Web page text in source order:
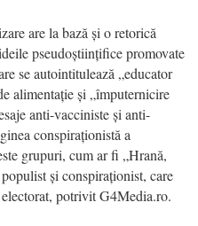
are la bază și o retorică
pseudoștiințifice promovate
se autointitulează „educator
alimentație și „împuternicire
anti-vacciniste și anti-
conspiraționistă a
grupuri, cum ar fi „Hrană,
și conspiraționist, care
potrivit G4Media.ro.